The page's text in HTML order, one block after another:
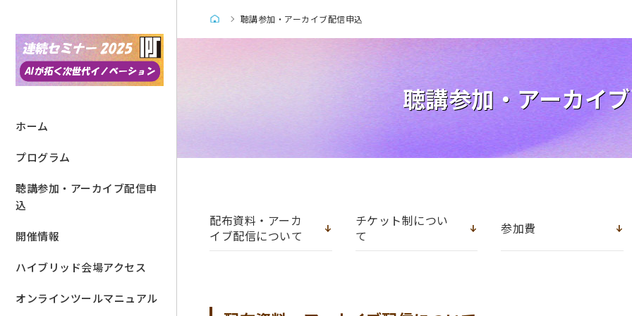
ホーム
プログラム
聴講参加・アーカイブ配信申
込
開催情報
ハイブリッド会場アクセス
オンラインツールマニュアル
聴講参加・アーカイブ配信申込
聴講参加・アーカイ
配布資料・アーカ
イブ配信について
チケット制につい
て
参加費